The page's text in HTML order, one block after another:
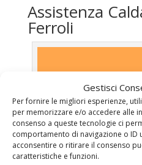
Gestisci
Per fornire le migliori esperienze,
per memorizzare e/o accedere alle
consenso a queste tecnologie ci
comportamento di navigazione o ID
acconsentire o ritirare il consenso
caratteristiche e funzioni.
Assistenza
Ferroli